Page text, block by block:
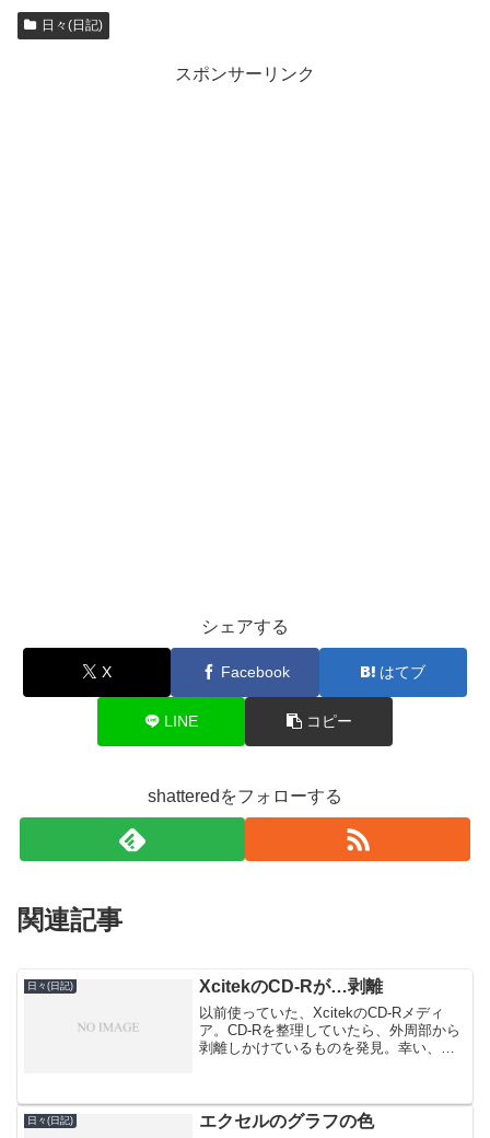
日々(日記)
スポンサーリンク
シェアする
X Facebook はてブ
LINE コピー
shatteredをフォローする
関連記事
日々(日記) XcitekのCD-Rが…剥離
以前使っていた、XcitekのCD-Rメディ
ア。CD-Rを整理していたら、外周部から
剥離しかけているものを発見。幸い、記
性もそうですが、このような(剥がれると
いった)物...
日々(日記) エクセルのグラフの色